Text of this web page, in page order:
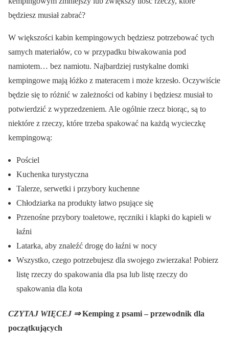
będziesz musiał zabrać?
W większości kabin kempingowych będziesz potrzebować tych
samych materiałów, co w przypadku biwakowania pod
namiotem… bez namiotu. Najbardziej rustykalne domki
kempingowe mają łóżko z materacem i może krzesło. Oczywiście
będzie się to różnić w zależności od kabiny i będziesz musiał to
potwierdzić z wyprzedzeniem. Ale ogólnie rzecz biorąc, są to
niektóre z rzeczy, które trzeba spakować na każdą wycieczkę
kempingową:
Pościel
Kuchenka turystyczna
Talerze, serwetki i przybory kuchenne
Chłodziarka na produkty łatwo psujące się
Przenośne przybory toaletowe, ręczniki i klapki do kąpieli w
łaźni
Latarka, aby znaleźć drogę do łaźni w nocy
Wszystko, czego potrzebujesz dla swojego zwierzaka! Pobierz
listę rzeczy do spakowania dla psa lub listę rzeczy do
spakowania dla kota
CZYTAJ WIĘCEJ ⇒Kemping z psami – przewodnik dla
początkujących